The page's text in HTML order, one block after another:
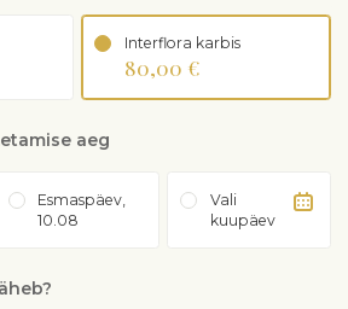
AOC Bordeaux punast veini (12.5%
täidlase ja puuviljase maitsega
Sauvignoni ja Merlot
500 g
juustu, 160 g
dolce segu, 80 g
g
Interflora karbis
80,00 €
aeg
Esmaspäev,
10.08
Vali
kuupäev